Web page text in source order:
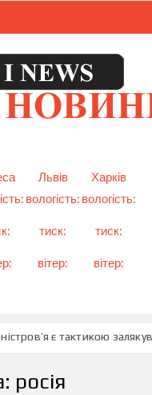
Львів
Харків
вологість:
тиск:
вітер:
вологість:
тиск:
вітер:
є тактикою залякування
росія